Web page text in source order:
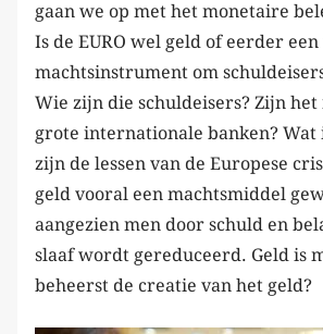
gaan we op met het monetaire
Is de EURO wel geld of eerder
machtsinstrument om
Wie zijn die schuldeisers? Zijn
grote internationale banken? Wat
zijn de lessen van de Europese
geld vooral een machtsmiddel
aangezien men door schuld en
slaaf wordt gereduceerd. Geld is
beheerst de creatie van het geld?